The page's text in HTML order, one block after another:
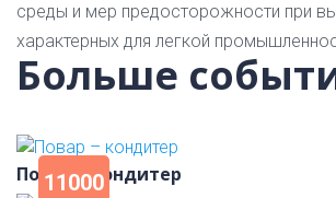
среды и мер предосторожности при
характерных для легкой
Больше
11000
Повар – кондитер